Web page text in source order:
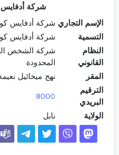
شركة
الإسم التجاري شركة أدفايس
التسمية
شركة أدفايس
النظام
القانوني
شركة الشخص
المحدودة
المقر
نهج ميخائيل
الترقيم
البريدي
8000
الولاية نابل